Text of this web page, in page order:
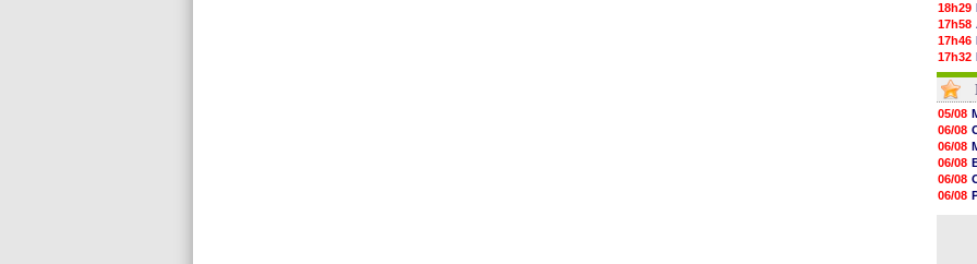
18h29
17h58
17h46
17h32
17h16
16h59
16h37
16h33
16h27
16h22
16h07
15h46
15h41
05/08
06/08
06/08
06/08
06/08
06/08